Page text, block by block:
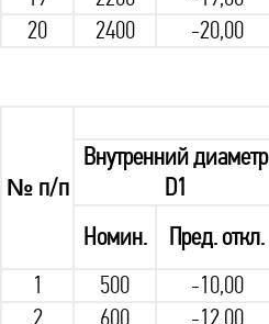
20
2400 -20,00
№ п/п
Внутренний диаметр
D1
Номин.
Пред. откл.
1
500 -10,00
2
600 -12,00